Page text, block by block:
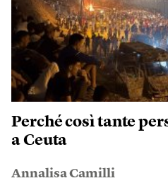
Perché così tante
a Ceuta
Annalisa Camilli